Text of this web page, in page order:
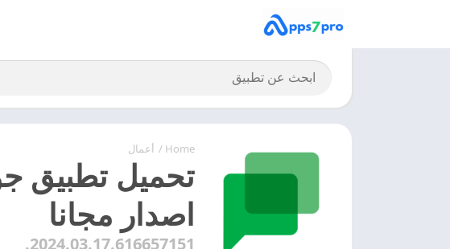
Home
/ أعمال
اصدار مجانا
2024.03.17.616657151.